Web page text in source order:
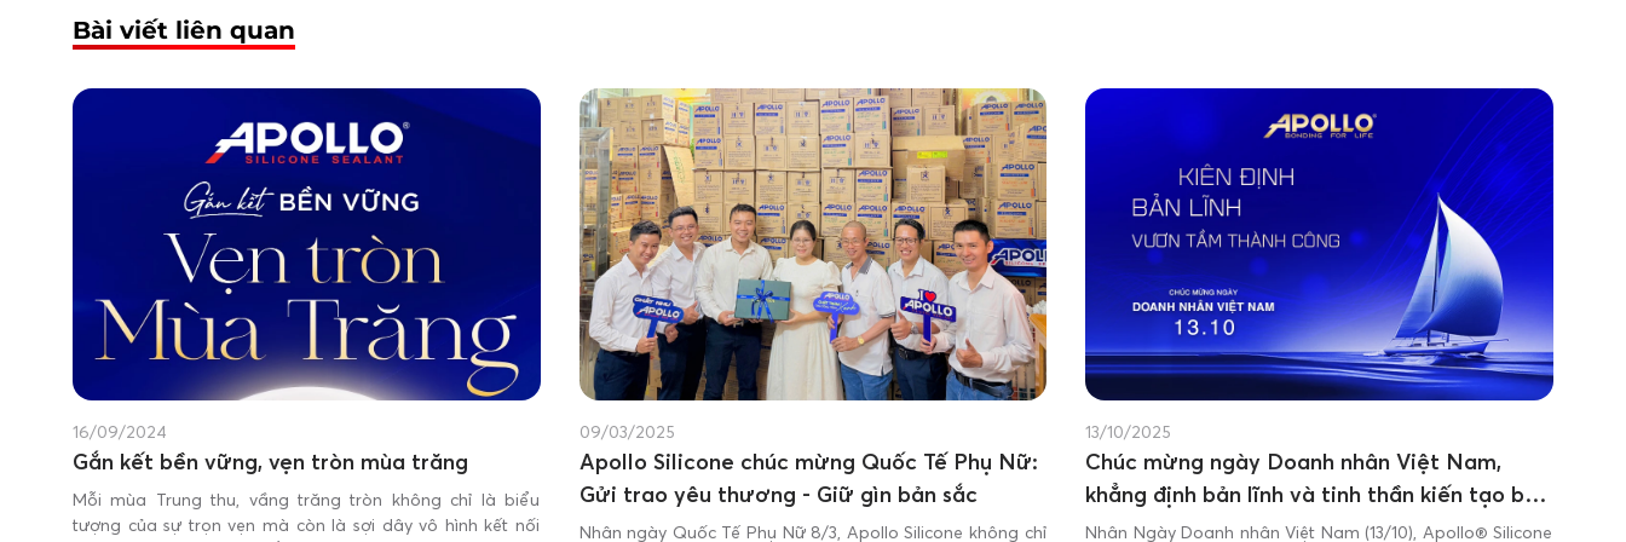
Bài viết liên quan
16/09/2024
Gắn kết bền vững, vẹn tròn mùa trăng
Mỗi mùa Trung thu, vầng trăng tròn không chỉ là biểu
tượng của sự trọn vẹn mà còn là sợi dây vô hình kết nối
09/03/2025
Apollo Silicone chúc mừng Quốc Tế Phụ Nữ:
Gửi trao yêu thương - Giữ gìn bản sắc
Nhân ngày Quốc Tế Phụ Nữ 8/3, Apollo Silicone không chỉ
13/10/2025
Chúc mừng ngày Doanh nhân Việt Nam,
khẳng định bản lĩnh và tinh thần kiến tạo bền
vững
Nhân Ngày Doanh nhân Việt Nam (13/10), Apollo® Silicone